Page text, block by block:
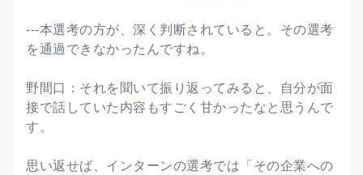
---本選考の方が、深く判断されていると。その選考
を通過できなかったんですね。
野間口：それを聞いて振り返ってみると、自分が面
接で話していた内容もすごく甘かったなと思うんで
す。
思い返せば、インターンの選考では「その企業への